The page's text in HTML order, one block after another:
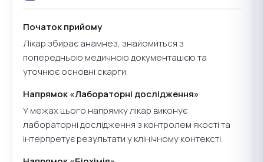
Початок прийому
Лікар збирає анамнез, знайомиться з
попередньою медичною документацією та
уточнює основні скарги.
Напрямок «Лабораторні дослідження»
У межах цього напрямку лікар виконує
лабораторні дослідження з контролем якості та
інтерпретує результати у клінічному контексті.